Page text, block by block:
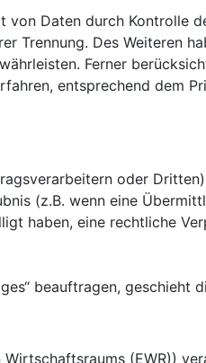
Daten durch Kontrolle
Trennung. Des Weiteren
Ferner
entsprechend dem
oder
(z.B. wenn eine
haben, eine rechtliche
beauftragen, geschieht
(EWR))